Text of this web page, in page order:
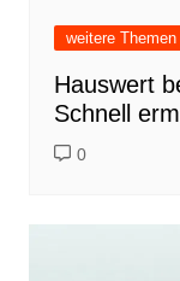
weitere Themen
Hauswert
Schnell
0